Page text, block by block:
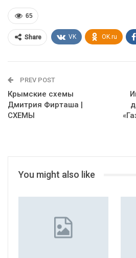
65
Share VK OK.ru
PREV POST
Крымские схемы
Дмитрия Фирташа |
СХЕМЫ
You might also like